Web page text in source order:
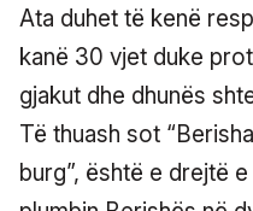
Ata duhet të kenë
kanë 30 vjet duke
gjakut dhe dhunës
Të thuash sot
burg”, është e drejtë